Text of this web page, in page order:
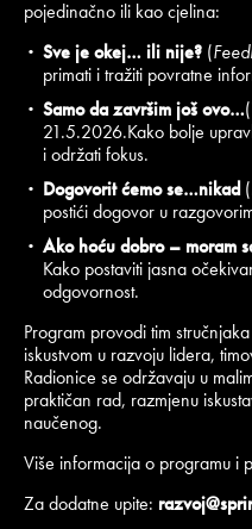
pojedinačno ili kao cjelina:
Sve je okej… ili nije? (
primati i tražiti povratne
Samo da završim još ovo…(
21.5.2026.Kako bolje
i održati fokus.
Dogovorit ćemo se…nikad(
postići dogovor u
Ako hoću dobro – moram
Kako postaviti jasna
odgovornost.
Program provodi tim
iskustvom u razvoju lidera,
Radionice se održavaju u
praktičan rad, razmjenu
naučenog.
Više informacija o programu i
Za dodatne upite: